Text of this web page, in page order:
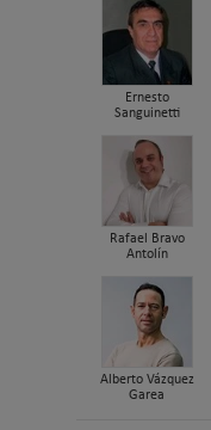
Ernesto
Sanguinetti
Rafael Bravo
Antolín
Alberto Vázquez
Garea